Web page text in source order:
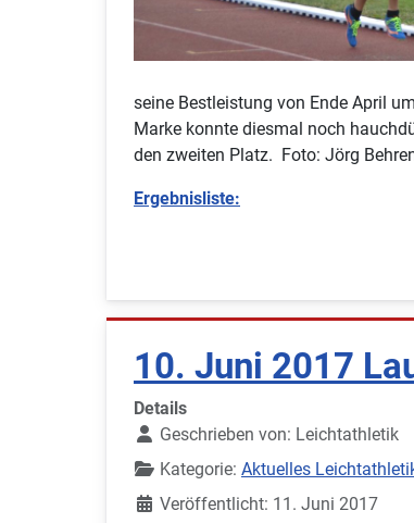
seine Bestleistung von Ende April
Marke konnte diesmal noch
den zweiten Platz. Foto: Jörg
Ergebnisliste:
10. Juni 2017
Details
Geschrieben von: Leichtathletik
Kategorie: Aktuelles
Veröffentlicht: 11. Juni 2017